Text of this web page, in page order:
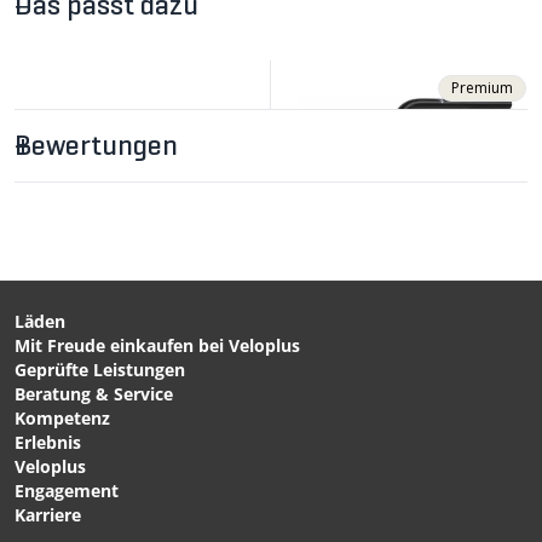
Das passt dazu
CHF 79.90
FLOWRISE SIX10
LEONARDO Lenker /
schwarz / 31.8mm von
VELOPLUS SWISS DESIGN
Premium
CHF 74.90
Bewertungen
Läden
Mit Freude einkaufen bei Veloplus
Geprüfte Leistungen
Beratung & Service
Kompetenz
Erlebnis
Veloplus
Engagement
Karriere